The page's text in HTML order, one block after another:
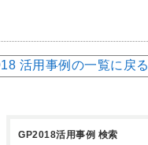
活用事例の一覧に戻る
GP2018活用事例 検索